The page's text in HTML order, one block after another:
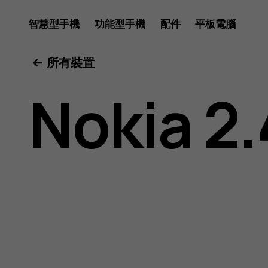
Nokia
2.4
用
智慧型手機 功能型手機 配件 平板電腦
所有裝置
Nokia